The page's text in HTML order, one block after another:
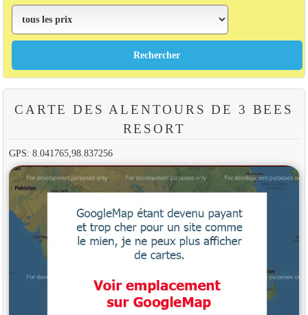
CARTE DES ALENTOURS DE 3 BEES
RESORT
GPS: 8.041765,98.837256